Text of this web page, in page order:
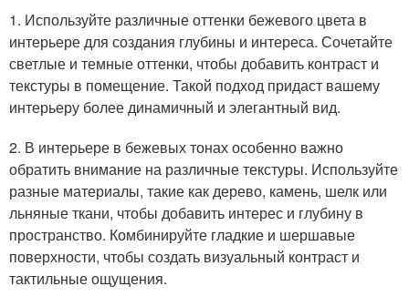
1. Используйте различные оттенки бежевого цвета в
интерьере для создания глубины и интереса. Сочетайте
светлые и темные оттенки, чтобы добавить контраст и
текстуры в помещение. Такой подход придаст вашему
интерьеру более динамичный и элегантный вид.
2. В интерьере в бежевых тонах особенно важно
обратить внимание на различные текстуры. Используйте
разные материалы, такие как дерево, камень, шелк или
льняные ткани, чтобы добавить интерес и глубину в
пространство. Комбинируйте гладкие и шершавые
поверхности, чтобы создать визуальный контраст и
тактильные ощущения.